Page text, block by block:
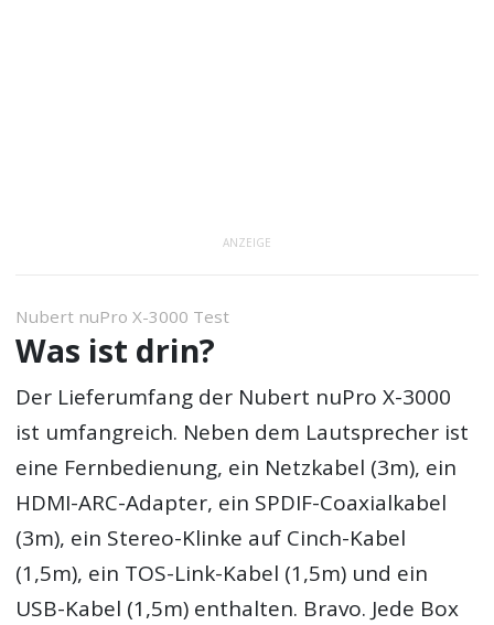
ANZEIGE
Nubert nuPro X-3000 Test
Was ist drin?
Der Lieferumfang der Nubert nuPro X-3000
ist umfangreich. Neben dem Lautsprecher ist
eine Fernbedienung, ein Netzkabel (3m), ein
HDMI-ARC-Adapter, ein SPDIF-Coaxialkabel
(3m), ein Stereo-Klinke auf Cinch-Kabel
(1,5m), ein TOS-Link-Kabel (1,5m) und ein
USB-Kabel (1,5m) enthalten. Bravo. Jede Box